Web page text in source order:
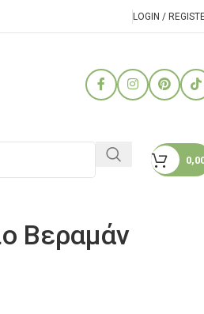
LOGIN /
Βεραμάν